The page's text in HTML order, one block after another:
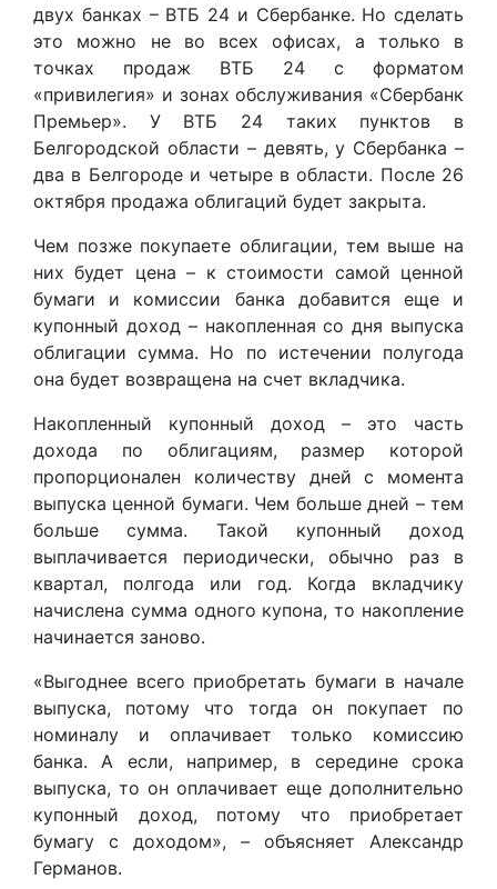
двух банках – ВТБ 24 и Сбербанке. Но сделать
это можно не во всех офисах, а только в
точках продаж ВТБ 24 с форматом
«привилегия» и зонах обслуживания «Сбербанк
Премьер». У ВТБ 24 таких пунктов в
Белгородской области – девять, у Сбербанка –
два в Белгороде и четыре в области. После 26
октября продажа облигаций будет закрыта.
Чем позже покупаете облигации, тем выше на
них будет цена – к стоимости самой ценной
бумаги и комиссии банка добавится еще и
купонный доход – накопленная со дня выпуска
облигации сумма. Но по истечении полугода
она будет возвращена на счет вкладчика.
Накопленный купонный доход – это часть
дохода по облигациям, размер которой
пропорционален количеству дней с момента
выпуска ценной бумаги. Чем больше дней – тем
больше сумма. Такой купонный доход
выплачивается периодически, обычно раз в
квартал, полгода или год. Когда вкладчику
начислена сумма одного купона, то накопление
начинается заново.
«Выгоднее всего приобретать бумаги в начале
выпуска, потому что тогда он покупает по
номиналу и оплачивает только комиссию
банка. А если, например, в середине срока
выпуска, то он оплачивает еще дополнительно
купонный доход, потому что приобретает
бумагу с доходом», – объясняет Александр
Германов.